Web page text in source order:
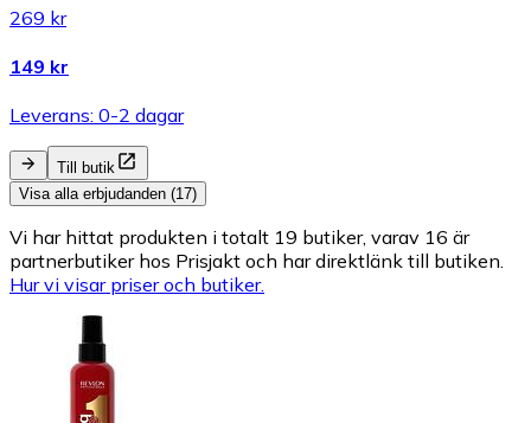
269 kr
149 kr
Leverans: 0-2 dagar
Till butik
Visa alla erbjudanden (17)
Vi har hittat produkten i totalt 19 butiker, varav 16 är
partnerbutiker hos Prisjakt och har direktlänk till butiken.
Hur vi visar priser och butiker.